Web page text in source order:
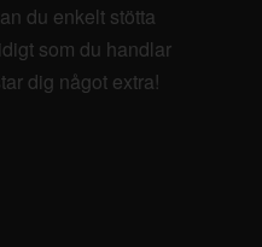
du enkelt stötta
som du handlar
dig något extra!